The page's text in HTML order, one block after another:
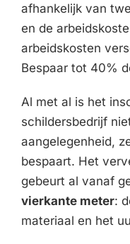
afhankelijk van
en de
arbeidskosten
Bespaar tot 40%
Al met al is het
schildersbedrijf
aangelegenheid,
bespaart. Het
gebeurt al vanaf
vierkante meter:
materiaal en het